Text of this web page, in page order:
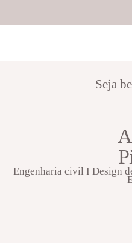
Seja
Engenharia civil I Design